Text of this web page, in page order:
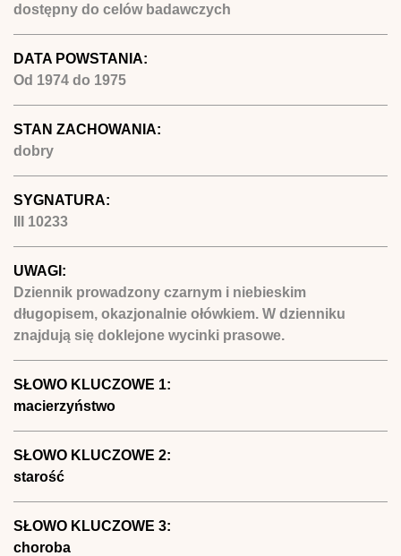
dostępny do celów badawczych
DATA POWSTANIA:
Od 1974 do 1975
STAN ZACHOWANIA:
dobry
SYGNATURA:
III 10233
UWAGI:
Dziennik prowadzony czarnym i niebieskim
długopisem, okazjonalnie ołówkiem. W dzienniku
znajdują się doklejone wycinki prasowe.
SŁOWO KLUCZOWE 1:
macierzyństwo
SŁOWO KLUCZOWE 2:
starość
SŁOWO KLUCZOWE 3:
choroba